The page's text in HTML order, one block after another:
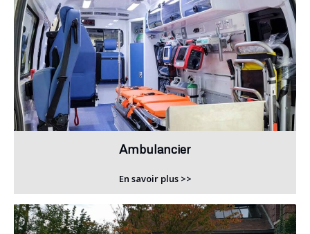
Ambulancier
En savoir plus >>